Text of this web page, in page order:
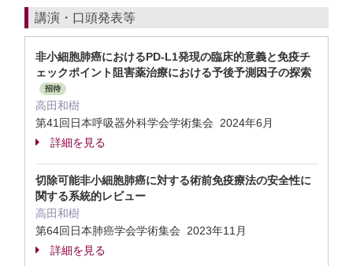
講演・口頭発表等
非小細胞肺癌におけるPD-L1発現の臨床的意義と免疫チ
ェックポイント阻害薬治療における予後予測因子の探索
招待
高田和樹
第41回日本呼吸器外科学会学術集会 2024年6月
詳細を見る
切除可能非小細胞肺癌に対する術前免疫療法の安全性に
関する系統的レビュー
高田和樹
第64回日本肺癌学会学術集会 2023年11月
詳細を見る